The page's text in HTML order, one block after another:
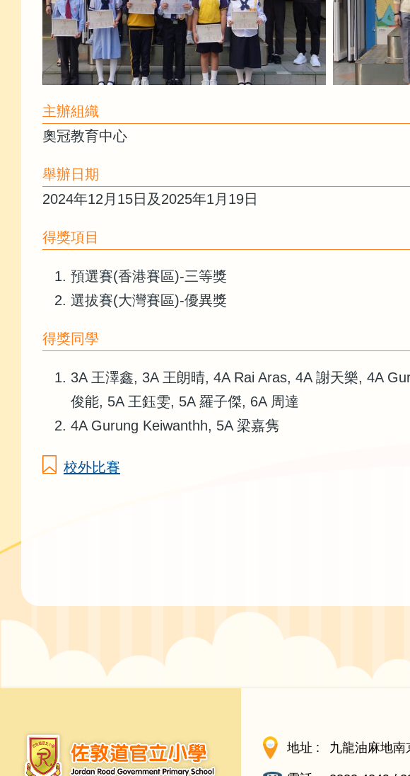
主辦組織
奧冠教育中心
舉辦日期
2024年12月15日及2025年1月19日
得獎項目
預選賽(香港賽區)-三等獎
選拔賽(大灣賽區)-優異獎
得獎同學
3A 王澤鑫, 3A 王朗晴, 4A Rai Aras, 4A 謝天樂, 4A
俊能, 5A 王鈺雯, 5A 羅子傑, 6A 周達
4A Gurung Keiwanthh, 5A 梁嘉隽
校外比賽
地址 : 九龍油麻地南